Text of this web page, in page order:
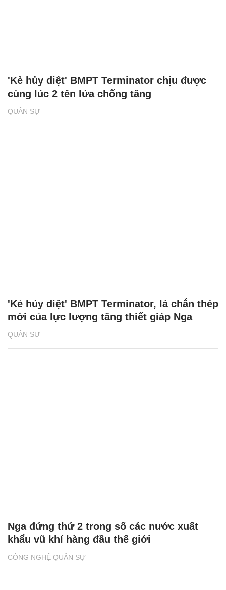
QUÂN SỰ
'Kẻ hủy diệt' BMPT Terminator chịu được
cùng lúc 2 tên lửa chống tăng
QUÂN SỰ
'Kẻ hủy diệt' BMPT Terminator, lá chắn thép
mới của lực lượng tăng thiết giáp Nga
CÔNG NGHỆ QUÂN SỰ
Nga đứng thứ 2 trong số các nước xuất
khẩu vũ khí hàng đầu thế giới